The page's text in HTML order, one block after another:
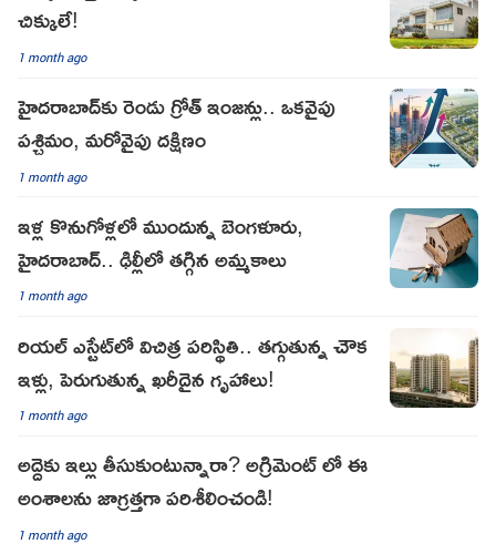
చిక్కులే!
1 month ago
హైదరాబాద్‌కు రెండు గ్రోత్ ఇంజన్లు.. ఒకవైపు
పశ్చిమం, మరోవైపు దక్షిణం
1 month ago
ఇళ్ల కొనుగోళ్లలో ముందున్న బెంగళూరు,
హైదరాబాద్.. ఢిల్లీలో తగ్గిన అమ్మకాలు
1 month ago
రియల్ ఎస్టేట్‌లో విచిత్ర పరిస్థితి.. తగ్గుతున్న చౌక
ఇళ్లు, పెరుగుతున్న ఖరీదైన గృహాలు!
1 month ago
అద్దెకు ఇల్లు తీసుకుంటున్నారా? అగ్రిమెంట్ లో ఈ
అంశాలను జాగ్రత్తగా పరిశీలించండి!
1 month ago